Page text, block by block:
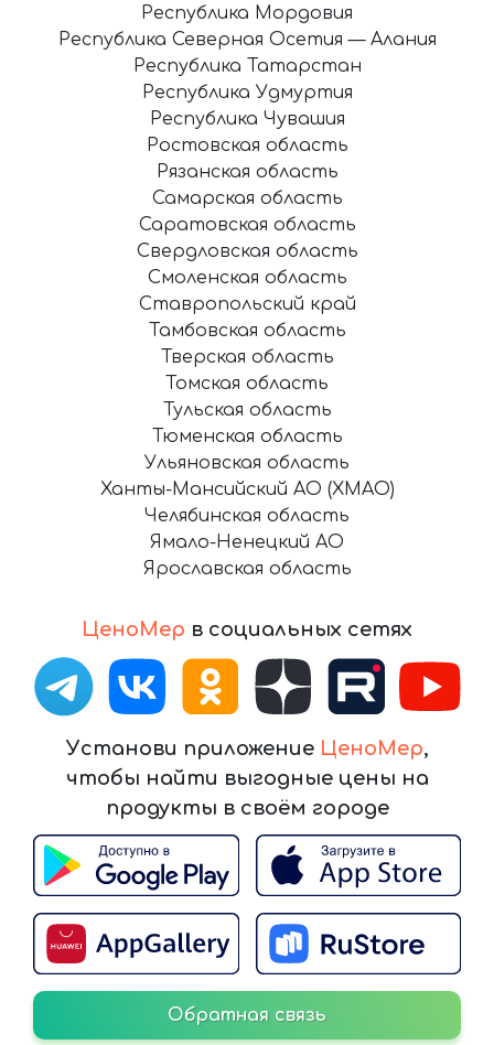
ЦеноМер в социальных сетях
Установи приложение ЦеноМер,
чтобы найти выгодные цены на
продукты в своём городе
Обратная связь
Республика Мордовия
Республика Северная Осетия — Алания
Республика Татарстан
Республика Удмуртия
Республика Чувашия
Ростовская область
Рязанская область
Самарская область
Саратовская область
Свердловская область
Смоленская область
Ставропольский край
Тамбовская область
Тверская область
Томская область
Тульская область
Тюменская область
Ульяновская область
Ханты-Мансийский АО (ХМАО)
Челябинская область
Ямало-Ненецкий АО
Ярославская область